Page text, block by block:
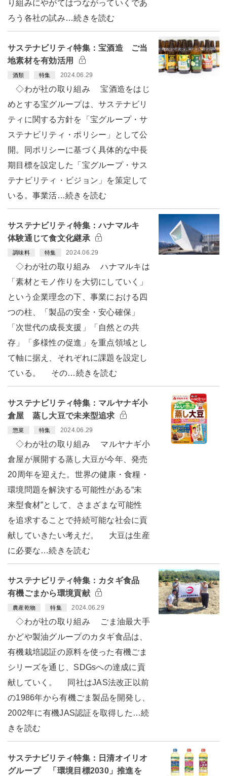
り組みにやがてはつながっていくであ
ろう各社の試み…続きを読む
サステナビリティ特集：宝酒造 ご当
地素材を有効活用
酒類 特集 2024.06.29
◇わが社の取り組み 宝酒造をはじ
めとする宝グループは、サステナビリ
ティに関する方針を「宝グループ・サ
ステナビリティ・ポリシー」として公
開。同ポリシーに基づく具体的な中長
期目標を設定した「宝グループ・サス
テナビリティ・ビジョン」を策定して
いる。事業活…続きを読む
サステナビリティ特集：ハナマルキ
体験通じて食文化継承
調味料 特集 2024.06.29
◇わが社の取り組み ハナマルキは
「素材とモノ作りを大切にしていく」
という企業理念の下、事業における四
つの柱、「製品の安全・安心確保」
「次世代の成長支援」「自然との共
存」「多様性の促進」を重点領域とし
て軸に据え、それぞれに課題を設定し
ている。 その…続きを読む
サステナビリティ特集：マルヤナギ小
倉屋 蒸し大豆で未来型追求
惣菜 特集 2024.06.29
◇わが社の取り組み マルヤナギ小
倉屋が展開する蒸し大豆が今年、発売
20周年を迎えた。世界の健康・食糧・
環境問題を解決する可能性がある“未
来型食材”として、さまざまな可能性
を追求することで持続可能な社会に貢
献していきたい考えだ。 大豆は生産
に必要な…続きを読む
サステナビリティ特集：カタギ食品
有機ごまから環境貢献
農産乾物 特集 2024.06.29
◇わが社の取り組み ごま油最大手
かどや製油グループのカタギ食品は、
有機栽培認証の原料を使った有機ごま
シリーズを通じ、SDGsへの達成に貢
献していく。 同社はJAS法改正以前
の1986年から有機ごま製品を開発し、
2002年に有機JAS認証を取得した…続
きを読む
サステナビリティ特集：日清オイリオ
グループ 「環境目標2030」推進を